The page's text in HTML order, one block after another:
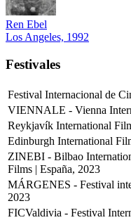
Ren Ebel
Los Angeles, 1992
Festivales
Festival Internacional de
VIENNALE - Vienna
Reykjavík International
Edinburgh International
ZINEBI - Bilbao
Films | España, 2023
MÁRGENES - Festival
2023
FICValdivia - Festival